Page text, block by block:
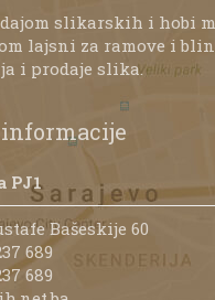
slikarskih i hobi
lajsni za ramove i
i prodaje slika.
PJ1
Bašeskije 60
689
689